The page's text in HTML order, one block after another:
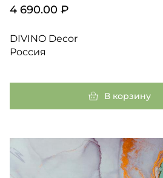
4 690.00 ₽
DIVINO Decor
Россия
В корзину